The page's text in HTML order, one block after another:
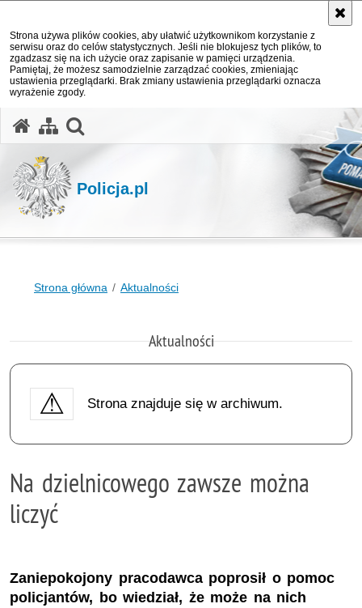
Strona używa plików cookies, aby ułatwić użytkownikom korzystanie z
serwisu oraz do celów statystycznych. Jeśli nie blokujesz tych plików, to
zgadzasz się na ich użycie oraz zapisanie w pamięci urządzenia.
Pamiętaj, że możesz samodzielnie zarządzać cookies, zmieniając
ustawienia przeglądarki. Brak zmiany ustawienia przeglądarki oznacza
wyrażenie zgody.
Policja.pl
Strona główna Aktualności
Aktualności
Strona znajduje się w archiwum.
Na dzielnicowego zawsze można
liczyć
Zaniepokojony pracodawca poprosił o pomoc
policjantów, bo wiedział, że może na nich